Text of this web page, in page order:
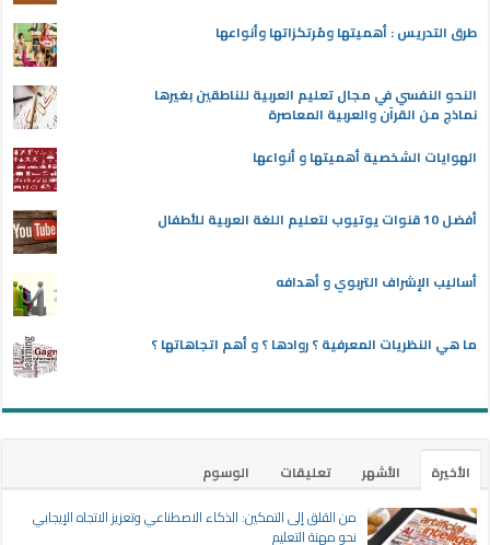
طرق التدريس : أهميتها ومُرتكزاتها وأنواعها
النحو النفسي في مجال تعليم العربية للناطقين بغيرها
نماذج من القرآن والعربية المعاصرة
الهوايات الشخصية أهميتها و أنواعها
أفضل 10 قنوات يوتيوب لتعليم اللغة العربية للأطفال
أساليب الإشراف التربوي و أهدافه
ما هي النظريات المعرفية ؟ روادها ؟ و أهم اتجاهاتها ؟
الأخيرة الأشهر تعليقات
الوسوم
من القلق إلى التمكين: الذكاء الاصطناعي وتعزيز الاتجاه الإيجابي
نحو مهنة التعليم